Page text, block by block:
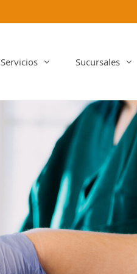
Servicios Sucursales